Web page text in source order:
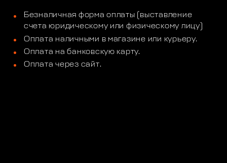
Безналичная форма оплаты (выставление
счета юридическому или физическому лицу)
Оплата наличными в магазине или курьеру.
Оплата на банковскую карту.
Оплата через сайт.